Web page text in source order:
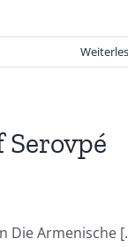
Die Armenische